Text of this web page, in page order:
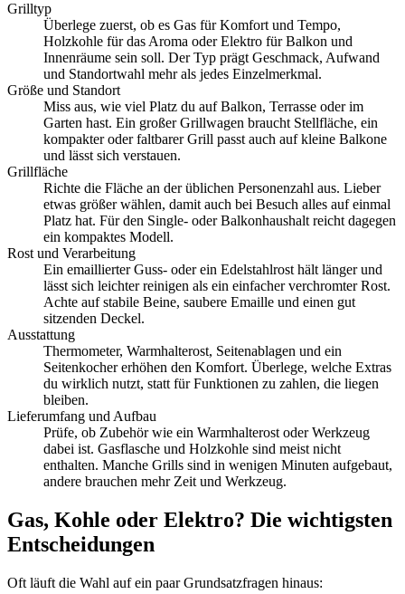
Grilltyp
Überlege zuerst, ob es Gas für Komfort und Tempo,
Holzkohle für das Aroma oder Elektro für Balkon und
Innenräume sein soll. Der Typ prägt Geschmack, Aufwand
und Standortwahl mehr als jedes Einzelmerkmal.
Größe und Standort
Miss aus, wie viel Platz du auf Balkon, Terrasse oder im
Garten hast. Ein großer Grillwagen braucht Stellfläche, ein
kompakter oder faltbarer Grill passt auch auf kleine Balkone
und lässt sich verstauen.
Grillfläche
Richte die Fläche an der üblichen Personenzahl aus. Lieber
etwas größer wählen, damit auch bei Besuch alles auf einmal
Platz hat. Für den Single- oder Balkonhaushalt reicht dagegen
ein kompaktes Modell.
Rost und Verarbeitung
Ein emaillierter Guss- oder ein Edelstahlrost hält länger und
lässt sich leichter reinigen als ein einfacher verchromter Rost.
Achte auf stabile Beine, saubere Emaille und einen gut
sitzenden Deckel.
Ausstattung
Thermometer, Warmhalterost, Seitenablagen und ein
Seitenkocher erhöhen den Komfort. Überlege, welche Extras
du wirklich nutzt, statt für Funktionen zu zahlen, die liegen
bleiben.
Lieferumfang und Aufbau
Prüfe, ob Zubehör wie ein Warmhalterost oder Werkzeug
dabei ist. Gasflasche und Holzkohle sind meist nicht
enthalten. Manche Grills sind in wenigen Minuten aufgebaut,
andere brauchen mehr Zeit und Werkzeug.
Gas, Kohle oder Elektro? Die wichtigsten
Entscheidungen
Oft läuft die Wahl auf ein paar Grundsatzfragen hinaus: